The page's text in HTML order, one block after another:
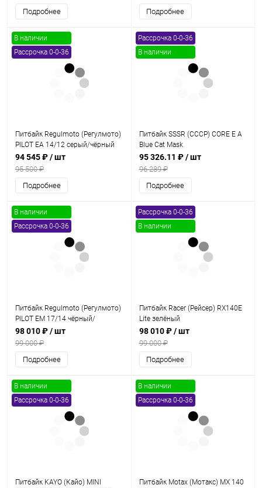
Подробнее
Подробнее
В наличии
Рассрочка 0-0-36
Питбайк Regulmoto (Регулмото)
PILOT EA 14/12 серый/чёрный
94 545 ₽/ шт
95 500 ₽
Подробнее
Рассрочка 0-0-36
В наличии
Питбайк SSSR (СССР) CORE E A
Blue Cat Mask
95 326.11 ₽/ шт
96 289 ₽
Подробнее
В наличии
Рассрочка 0-0-36
Питбайк Regulmoto (Регулмото)
PILOT EM 17/14 чёрный/
оранжевый
98 010 ₽/ шт
99 000 ₽
Подробнее
Рассрочка 0-0-36
В наличии
Питбайк Racer (Рейсер) RX140E
Lite зелёный
98 010 ₽/ шт
99 000 ₽
Подробнее
В наличии
Рассрочка 0-0-36
Питбайк KAYO (Кайо) MINI
В наличии
Рассрочка 0-0-36
Питбайк Motax (Мотакс) MX 140